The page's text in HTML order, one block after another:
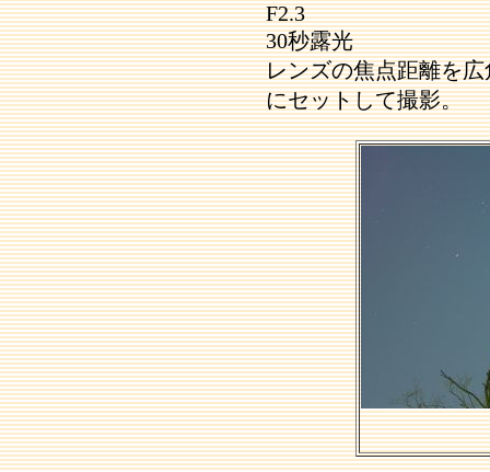
F2.3
30秒露光
レンズの焦点距離を広
にセットして撮影。